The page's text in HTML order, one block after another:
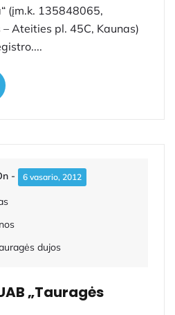
(įm.k. 135848065,
Ateities pl. 45C, Kaunas)
- 6 vasario, 2012
dujos
„Tauragės